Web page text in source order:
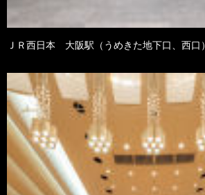
ＪＲ西日本 大阪駅（うめきた地下口、西口）